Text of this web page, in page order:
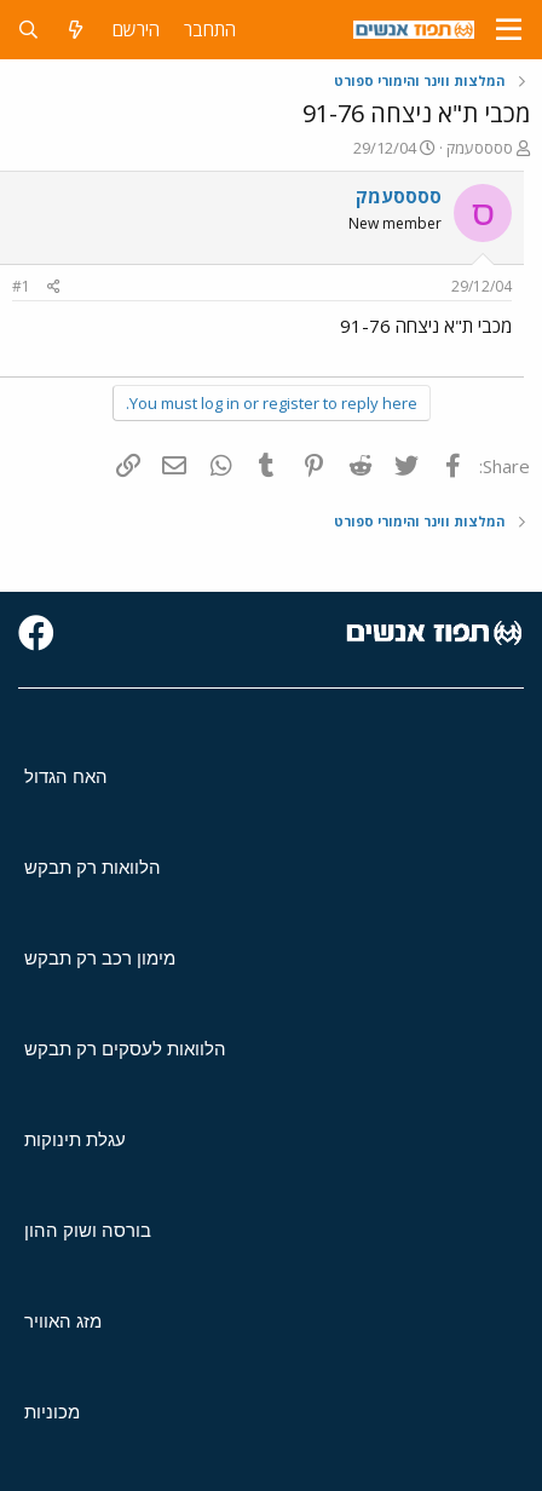
התחבר הירשם
המלצות ווינר והימורי ספורט
מכבי ת"א ניצחה 91-76
פ
ו
ת
ח
ה
ש
א
ססססעמק
פ
ו
ר
ם
ר
29/12/04
ס ססססעמק
New member
29/12/04
#1
מכבי ת"א ניצחה 91-76
You must log in or register to reply here.
Share: פייסבוק Twitter
Reddit
Pinterest
Tumblr
WhatsAppדואר אלקטרוני
המלצות ווינר והימורי ספורט
האח הגדול
הלוואות רק תבקש
מימון רכב רק תבקש
הלוואות לעסקים רק תבקש
עגלת תינוקות
בורסה ושוק ההון
מזג האוויר
מכוניות